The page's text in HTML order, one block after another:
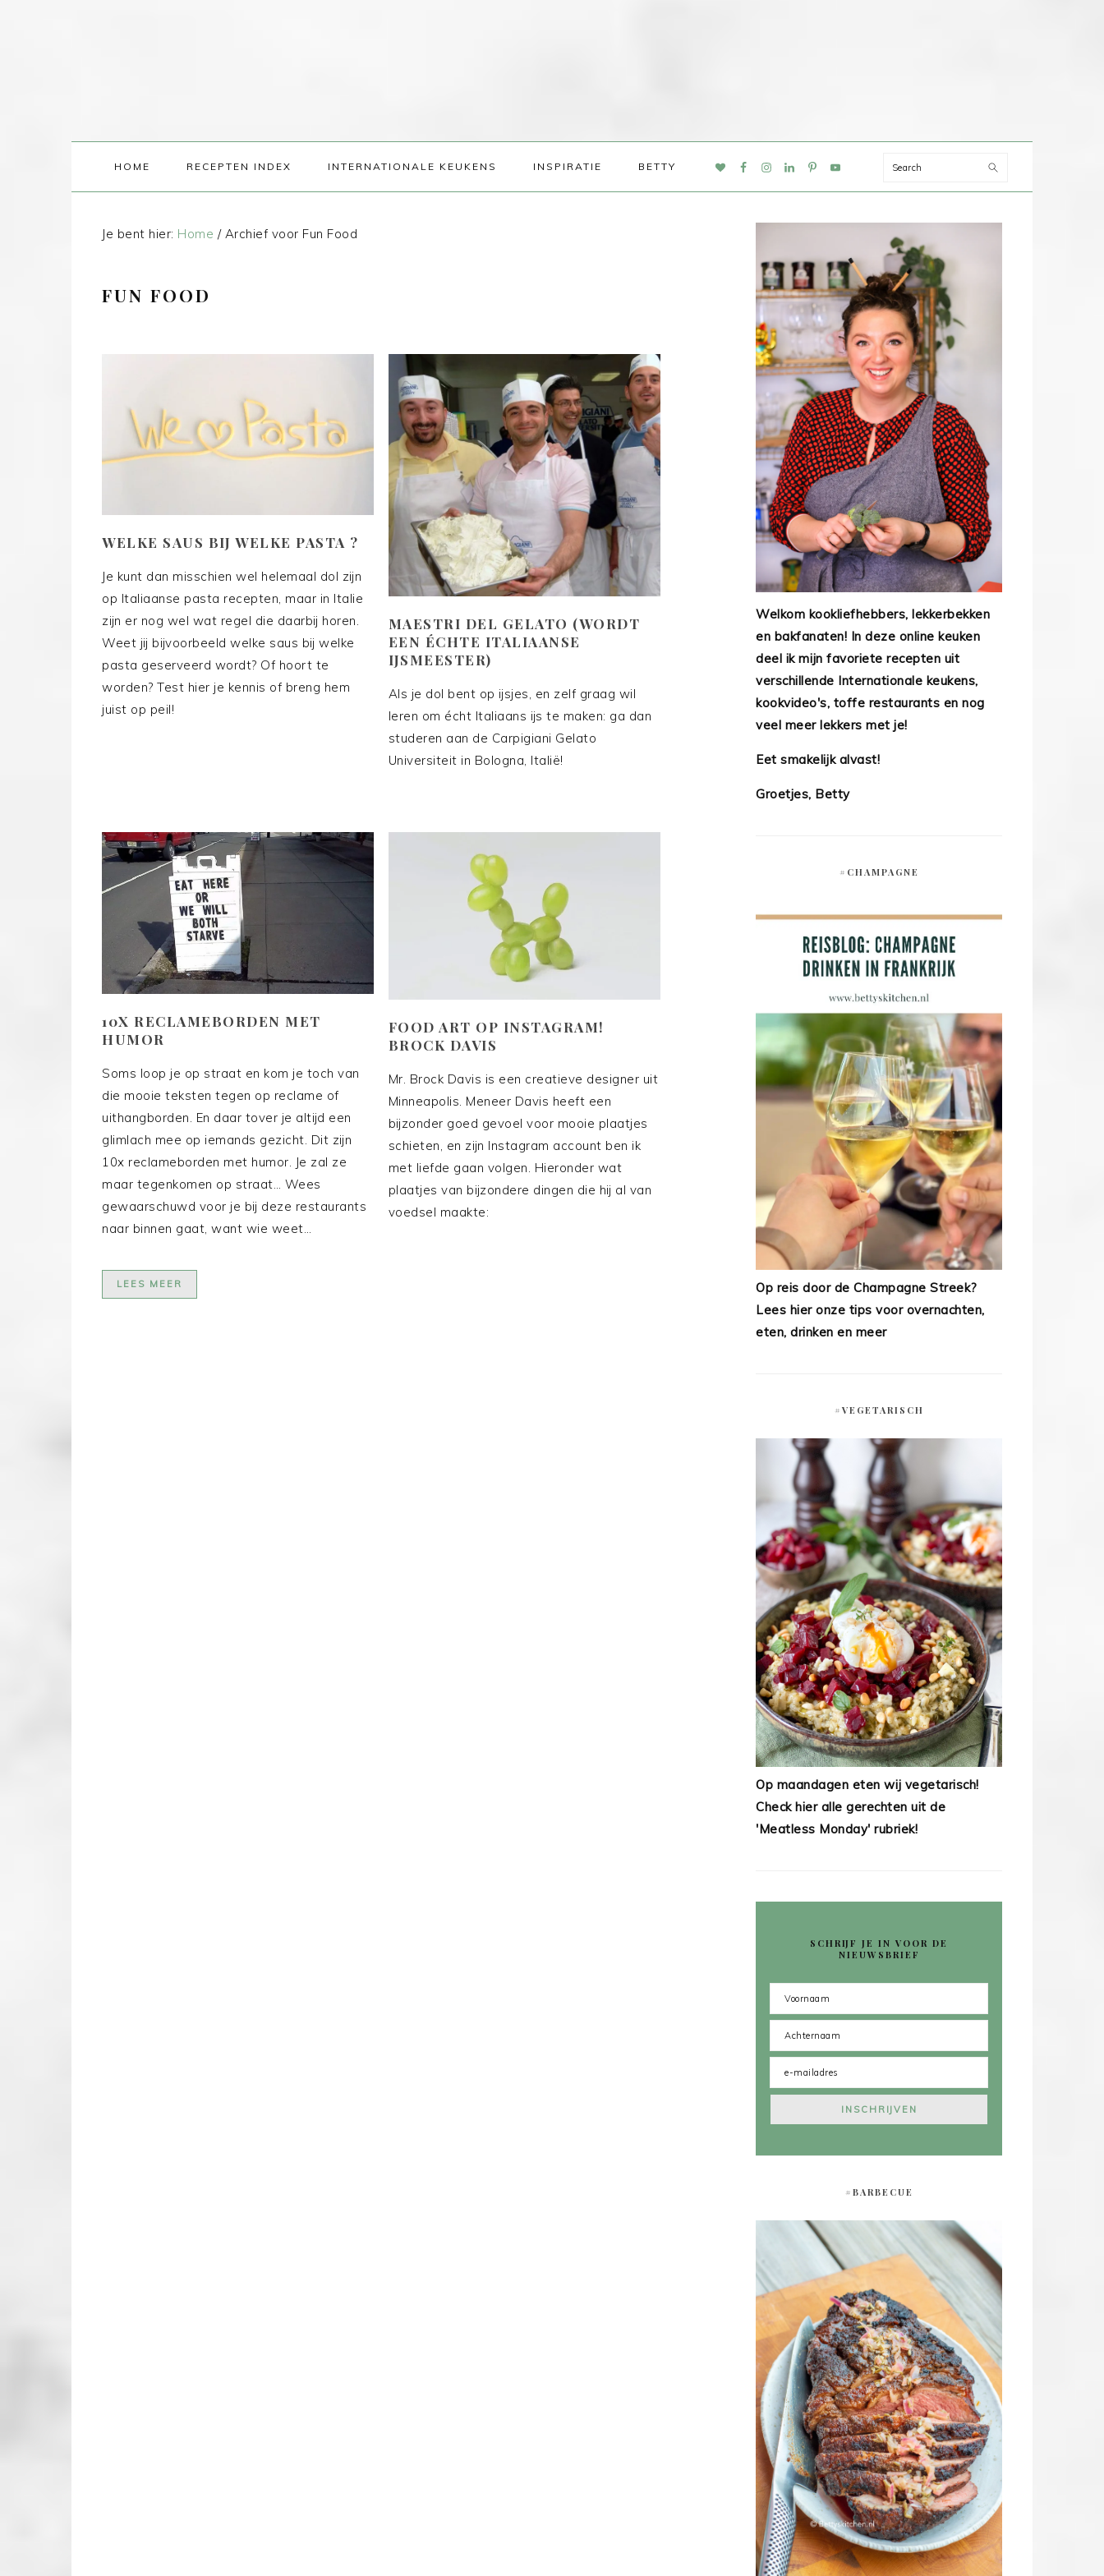
HOME RECEPTEN INDEX INTERNATIONALE KEUKENS INSPIRATIE BETTY
NAV
Search
Je bent hier: Home /Archief voor Fun Food
FUN FOOD
WELKE SAUS BIJ WELKE PASTA ?
Je kunt dan misschien wel helemaal dol zijn
op Italiaanse pasta recepten, maar in Italie
zijn er nog wel wat regel die daarbij horen.
Weet jij bijvoorbeeld welke saus bij welke
pasta geserveerd wordt? Of hoort te
worden? Test hier je kennis of breng hem
juist op peil!
MAESTRI DEL GELATO (WORDT
EEN ÉCHTE ITALIAANSE
IJSMEESTER)
Als je dol bent op ijsjes, en zelf graag wil
leren om écht Italiaans ijs te maken: ga dan
studeren aan de Carpigiani Gelato
Universiteit in Bologna, Italië!
10X RECLAMEBORDEN MET
HUMOR
Soms loop je op straat en kom je toch van
die mooie teksten tegen op reclame of
uithangborden. En daar tover je altijd een
glimlach mee op iemands gezicht. Dit zijn
10x reclameborden met humor. Je zal ze
maar tegenkomen op straat… Wees
gewaarschuwd voor je bij deze restaurants
naar binnen gaat, want wie weet…
LEES MEER
FOOD ART OP INSTAGRAM!
BROCK DAVIS
Mr. Brock Davis is een creatieve designer uit
Minneapolis. Meneer Davis heeft een
bijzonder goed gevoel voor mooie plaatjes
schieten, en zijn Instagram account ben ik
met liefde gaan volgen. Hieronder wat
plaatjes van bijzondere dingen die hij al van
voedsel maakte:
Welkom kookliefhebbers, lekkerbekken
en bakfanaten! In deze online keuken
deel ik mijn favoriete recepten uit
verschillende Internationale keukens,
kookvideo's, toffe restaurants en nog
veel meer lekkers met je!
Eet smakelijk alvast!
Groetjes, Betty
#CHAMPAGNE
Op reis door de Champagne Streek?
Lees hier onze tips voor overnachten,
eten, drinken en meer
#VEGETARISCH
Op maandagen eten wij vegetarisch!
Check hier alle gerechten uit de
'Meatless Monday' rubriek!
SCHRIJF JE IN VOOR DE
NIEUWSBRIEF
#BARBECUE